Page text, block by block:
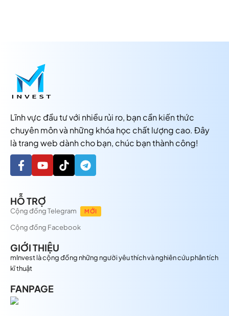
Lĩnh vực đầu tư với nhiều rủi ro, bạn cần kiến thức
chuyên môn và những khóa học chất lượng cao. Đây
là trang web dành cho bạn, chúc bạn thành công!
HỖ TRỢ
Cộng đồng Telegram MỚI
Cộng đồng Facebook
GIỚI THIỆU
mInvest là cộng đồng những người yêu thích và nghiên cứu phân tích
kĩ thuật
FANPAGE